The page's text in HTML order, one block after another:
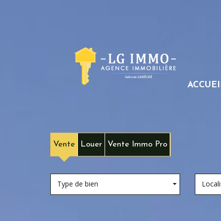
Vente Louer Vente Immo Pro
Type de bien